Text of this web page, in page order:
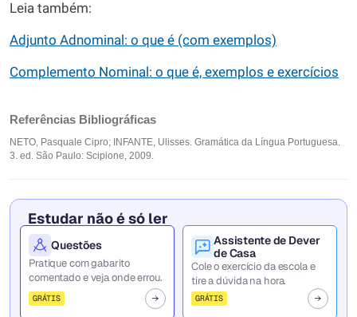
Leia também:
Adjunto Adnominal: o que é (com exemplos)
Complemento Nominal: o que é, exemplos e exercícios
Referências Bibliográficas
NETO, Pasquale Cipro; INFANTE, Ulisses. Gramática da Língua Portuguesa.
3. ed. São Paulo: Scipione, 2009.
Estudar não é só ler
Questões
Pratique com gabarito
comentado e veja onde errou.
GRÁTIS
Assistente de Dever
de Casa
Cole o exercício da escola e
tire a dúvida na hora.
GRÁTIS